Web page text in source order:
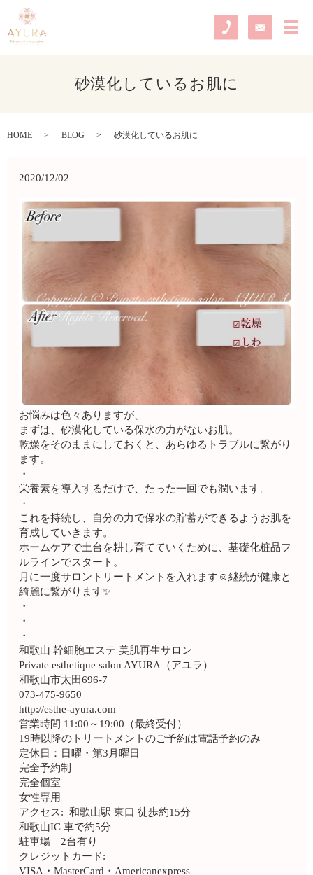
メ
砂漠化しているお肌に
HOME BLOG 砂漠化しているお肌に
2020/12/02
お悩みは色々ありますが、
まずは、砂漠化している保水の力がないお肌。
乾燥をそのままにしておくと、あらゆるトラブルに繋がり
ます。
・
栄養素を導入するだけで、たった一回でも潤います。
・
これを持続し、自分の力で保水の貯蓄ができるようお肌を
育成していきます。
ホームケアで土台を耕し育てていくために、基礎化粧品フ
ルラインでスタート。
月に一度サロントリートメントを入れます☺️継続が健康と
綺麗に繋がります✨
・
・
・
和歌山 幹細胞エステ 美肌再生サロン
Private esthetique salon AYURA（アユラ）
和歌山市太田696-7
073-475-9650
http://esthe-ayura.com
営業時間 11:00～19:00（最終受付）
19時以降のトリートメントのご予約は電話予約のみ
定休日：日曜・第3月曜日
完全予約制
完全個室
女性専用
アクセス: 和歌山駅 東口 徒歩約15分
和歌山IC 車で約5分
駐車場 2台有り
クレジットカード:
VISA・MasterCard・Americanexpress